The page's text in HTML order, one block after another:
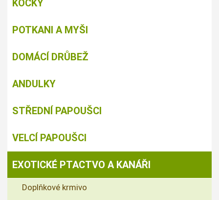
KOČKY
POTKANI A MYŠI
DOMÁCÍ DRŮBEŽ
ANDULKY
STŘEDNÍ PAPOUŠCI
VELCÍ PAPOUŠCI
EXOTICKÉ PTACTVO A KANÁŘI
Doplňkové krmivo